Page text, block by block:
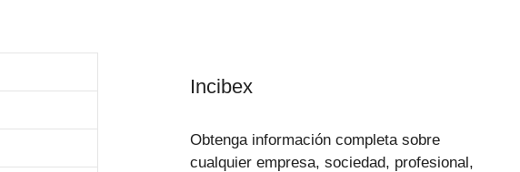
Incibex
Obtenga información completa sobre
cualquier empresa, sociedad, profesional,